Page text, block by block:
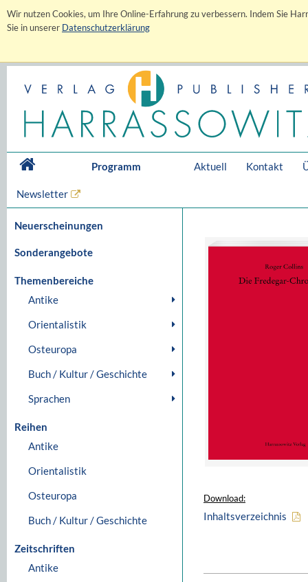
Wir nutzen Cookies, um Ihre Online-Erfahrung zu verbessern. Indem Sie
Sie in unserer Datenschutzerklärung
Programm Aktuell Kontakt
Newsletter
Neuerscheinungen
Sonderangebote
Themenbereiche
Antike
Orientalistik
Osteuropa
Buch / Kultur / Geschichte
Sprachen
Reihen
Antike
Orientalistik
Osteuropa
Buch / Kultur / Geschichte
Zeitschriften
Antike
Download:
Inhaltsverzeichnis